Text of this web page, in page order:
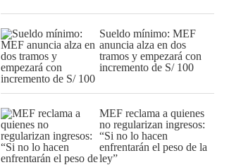
Sueldo mínimo: MEF
anuncia alza en dos
tramos y empezará con
incremento de S/ 100
MEF reclama a quienes
no regularizan ingresos:
“Si no lo hacen
enfrentarán el peso de la
ley”